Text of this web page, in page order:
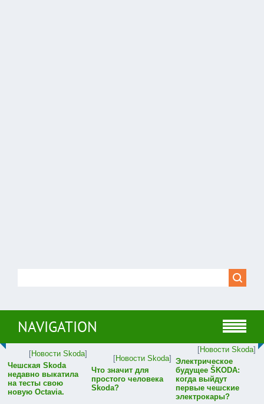
NAVIGATION
[Новости Skoda]
Чешская Skoda
недавно выкатила
на тесты свою
новую Octavia.
[Новости Skoda]
Что значит для
простого человека
Skoda?
[Новости Skoda]
Электрическое
будущее ŠKODA:
когда выйдут
первые чешские
электрокары?